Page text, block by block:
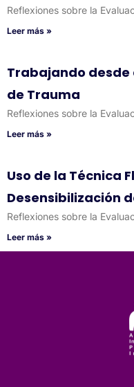
Reflexiones sobre la
Leer más »
Trabajando desde
de Trauma
Reflexiones sobre la
Leer más »
Uso de la Técnica
Desensibilización
Reflexiones sobre la
Leer más »